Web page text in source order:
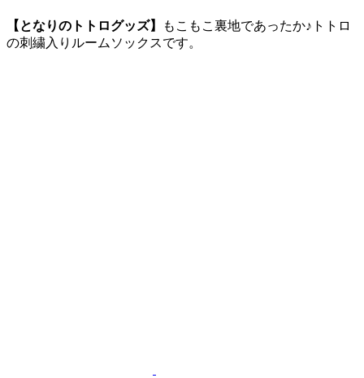
【となりのトトログッズ】
もこもこ裏地であったか♪トトロ
の刺繍入りルームソックスです。